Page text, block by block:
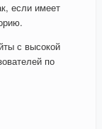
если имеет
с высокой
по